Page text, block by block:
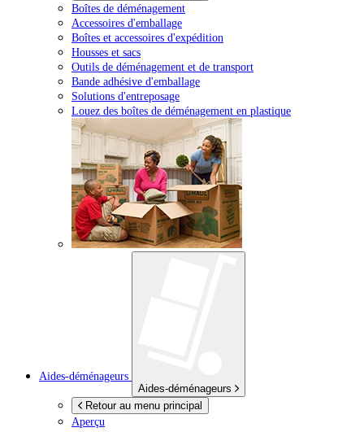
Boîtes de déménagement
Accessoires d'emballage
Boîtes et accessoires d'expédition
Housses et sacs
Outils de déménagement et de transport
Bande adhésive d'emballage
Solutions d'entreposage
Louez des boîtes de déménagement en plastique
Aides-déménageurs
Aides-déménageurs
Retour au menu principal
Aperçu